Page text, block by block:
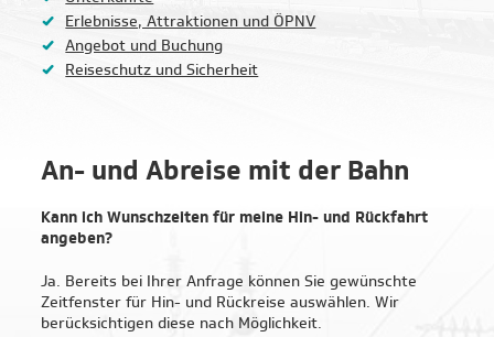
Erlebnisse, Attraktionen und ÖPNV
Angebot und Buchung
Reiseschutz und Sicherheit
An- und Abreise mit der Bahn
Kann ich Wunschzeiten für meine Hin- und Rückfahrt
angeben?
Ja. Bereits bei Ihrer Anfrage können Sie gewünschte
Zeitfenster für Hin- und Rückreise auswählen. Wir
berücksichtigen diese nach Möglichkeit.